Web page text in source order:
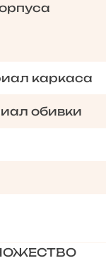
каркаса
обивки